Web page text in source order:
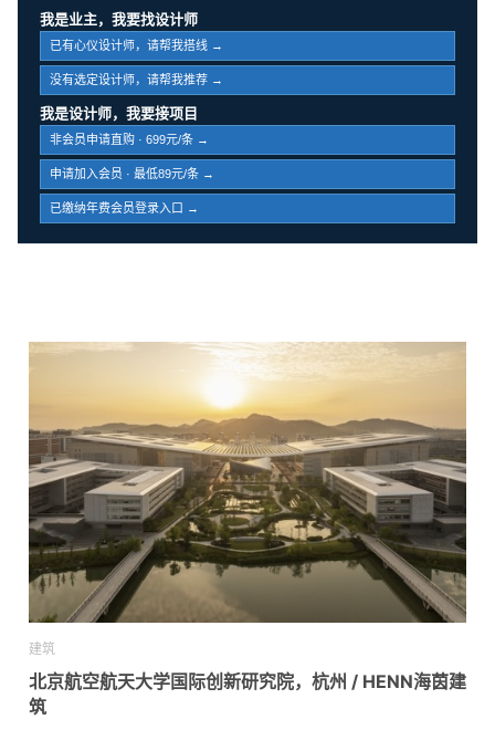
我是业主，我要找设计师
已有心仪设计师，请帮我搭线 →
没有选定设计师，请帮我推荐 →
我是设计师，我要接项目
非会员申请直购 · 699元/条 →
申请加入会员 · 最低89元/条 →
已缴纳年费会员登录入口 →
建筑
北京航空航天大学国际创新研究院，杭州 / HENN海茵建
筑